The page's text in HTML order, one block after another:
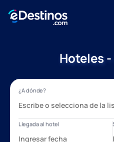
Hoteles